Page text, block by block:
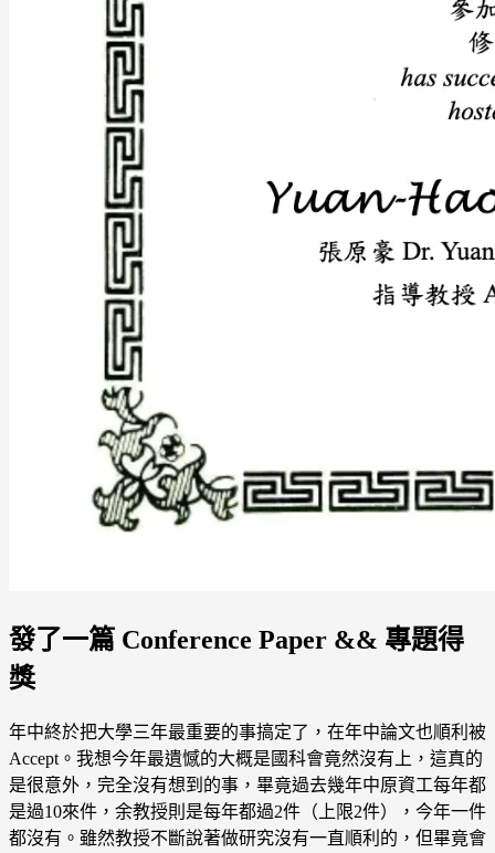
發了一篇 Conference Paper && 專題得
獎
年中終於把大學三年最重要的事搞定了，在年中論文也順利被
Accept。我想今年最遺憾的大概是國科會竟然沒有上，這真的
是很意外，完全沒有想到的事，畢竟過去幾年中原資工每年都
是過10來件，余教授則是每年都過2件（上限2件），今年一件
都沒有。雖然教授不斷說著做研究沒有一直順利的，但畢竟會